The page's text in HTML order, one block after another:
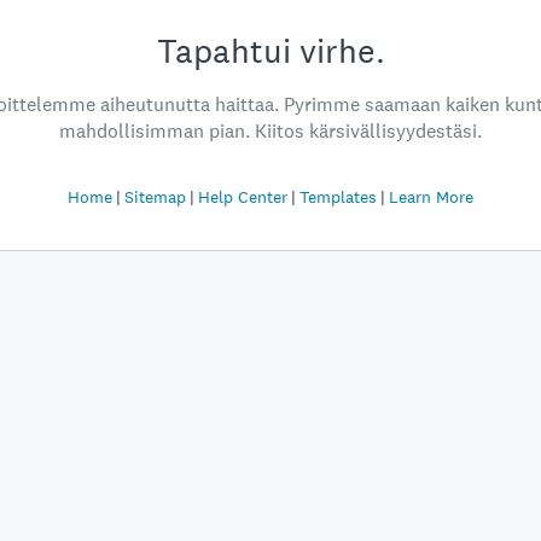
Tapahtui virhe.
aiheutunutta haittaa. Pyrimme saamaan kaiken
mahdollisimman pian. Kiitos kärsivällisyydestäsi.
Home Sitemap Help Center Templates Learn More